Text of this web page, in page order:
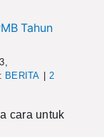
Tahun
BERITA
2
cara untuk